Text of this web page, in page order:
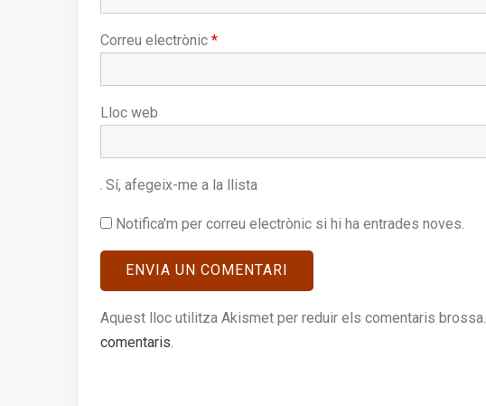
Correu electrònic *
Lloc web
Sí, afegeix-me a la llista
Notifica'm per correu electrònic si hi ha entrades noves.
Aquest lloc utilitza Akismet per reduir els comentaris brossa.
comentaris.